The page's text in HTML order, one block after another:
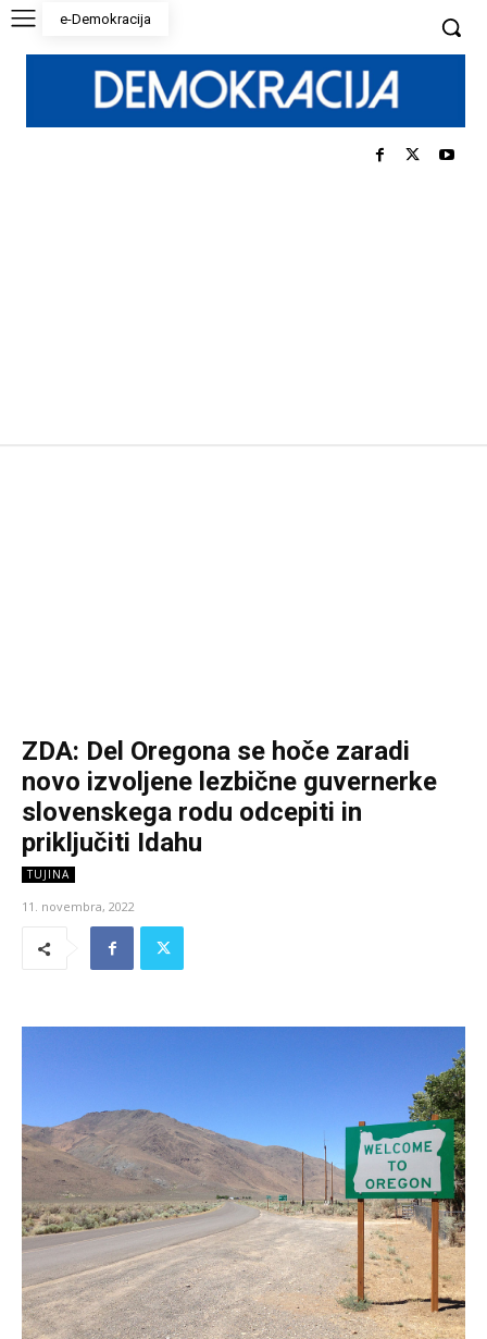
e-Demokracija
ZDA: Del Oregona se hoče zaradi
novo izvoljene lezbične guvernerke
slovenskega rodu odcepiti in
priključiti Idahu
TUJINA
11. novembra, 2022